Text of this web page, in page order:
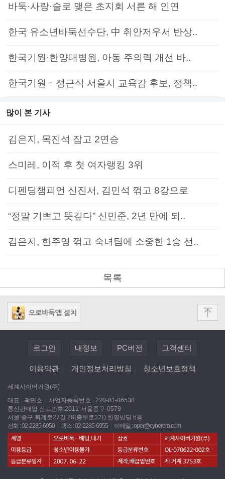
바둑·사랑·술로 맺은 초지회 서른 해 인연
한국 유소년바둑선수단, 中 취안저우서 반상..
한국기원·한양대병원, 아동 주의력 개선 바..
한국기원ㆍ정근식 서울시 교육감 후보, 정책..
많이 본 기사
김은지, 목진석 잡고 2연승
스미레, 이적 후 첫 여자랭킹 3위
디펜딩챔피언 신진서, 김민석 꺾고 8강으로
“정말 기쁘고 뜻깊다” 신민준, 2년 만에 되..
김은지, 한주영 꺾고 숙녀팀에 소중한 1승 선..
목록
로그인 내정보 PC버전 고객센터
이용약관 개인정보처리방침 청소년보호정책
세계사이버기원(주)
대표 : 곽민호
사업자등록번호 : 220-81-86538
통신판매업 신고번호:2011-서울중구-0579
서울 중구 퇴계로27길 28(충무로3가) 한영빌딩 6층
전화 : 02-2285-6950
팩스 : 02-2285-6955 이메일 :oper@cyberoro.com